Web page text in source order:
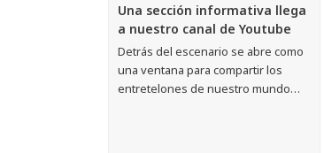
Una sección informativa llega
a nuestro canal de Youtube
Detrás del escenario se abre como
una ventana para compartir los
entretelones de nuestro mundo…